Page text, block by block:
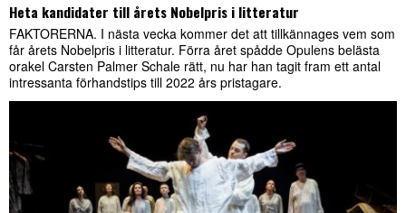
Heta kandidater till årets Nobelpris i litteratur
FAKTORERNA. I nästa vecka kommer det att tillkännages vem som
får årets Nobelpris i litteratur. Förra året spådde Opulens belästa
orakel Carsten Palmer Schale rätt, nu har han tagit fram ett antal
intressanta förhandstips till 2022 års pristagare.